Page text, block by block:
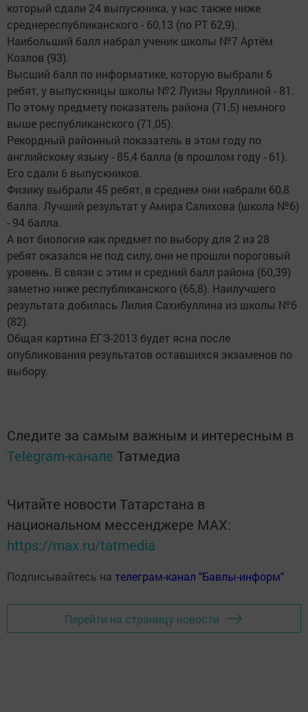
который сдали 24 выпускника, у нас также ниже
среднереспубликанского - 60,13 (по РТ 62,9).
Наибольший балл набрал ученик школы №7 Артём
Козлов (93).
Высший балл по информатике, которую выбрали 6
ребят, у выпускницы школы №2 Луизы Яруллиной - 81.
По этому предмету показатель района (71,5) немного
выше республиканского (71,05).
Рекордный районный показатель в этом году по
английскому языку - 85,4 балла (в прошлом году - 61).
Его сдали 6 выпускников.
Физику выбрали 45 ребят, в среднем они набрали 60,8
балла. Лучший результат у Амира Салихова (школа №6)
- 94 балла.
А вот биология как предмет по выбору для 2 из 28
ребят оказался не под силу, они не прошли пороговый
уровень. В связи с этим и средний балл района (60,39)
заметно ниже республиканского (65,8). Наилучшего
результата добилась Лилия Сахибуллина из школы №6
(82).
Общая картина ЕГЭ-2013 будет ясна после
опубликования результатов оставшихся экзаменов по
выбору.
Следите за самым важным и интересным в
Telegram-канале Татмедиа
Читайте новости Татарстана в
национальном мессенджере MАХ:
https://max.ru/tatmedia
Подписывайтесь на телеграм-канал "Бавлы-информ"
Перейти на страницу новости